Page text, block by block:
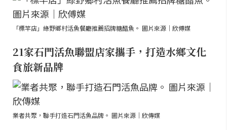
「標竿店」綠野鄉村活魚餐廳推薦招牌糖醋魚。 圖片來源｜欣傅媒
21家石門活魚聯盟店家攜手，打造水鄉文化
食旅新品牌
業者共聚，聯手打造石門活魚品牌。 圖片來源｜欣傳媒